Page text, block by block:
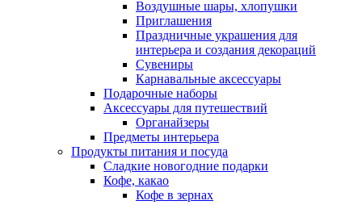
Воздушные шары, хлопушки
Приглашения
Праздничные украшения для
интерьера и создания декораций
Сувениры
Карнавальные аксессуары
Подарочные наборы
Аксессуары для путешествий
Органайзеры
Предметы интерьера
Продукты питания и посуда
Сладкие новогодние подарки
Кофе, какао
Кофе в зернах